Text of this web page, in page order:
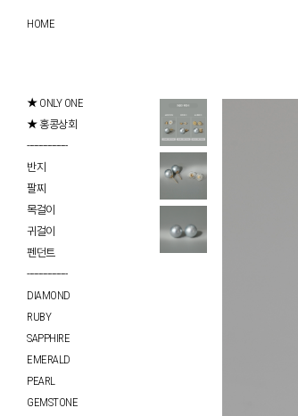
HOME
★ ONLY ONE
★ 홍콩상회
------------------
반지
팔찌
목걸이
귀걸이
펜던트
------------------
DIAMOND
RUBY
SAPPHIRE
EMERALD
PEARL
GEMSTONE